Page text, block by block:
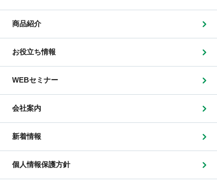
商品紹介
お役立ち情報
WEBセミナー
会社案内
新着情報
個人情報保護方針